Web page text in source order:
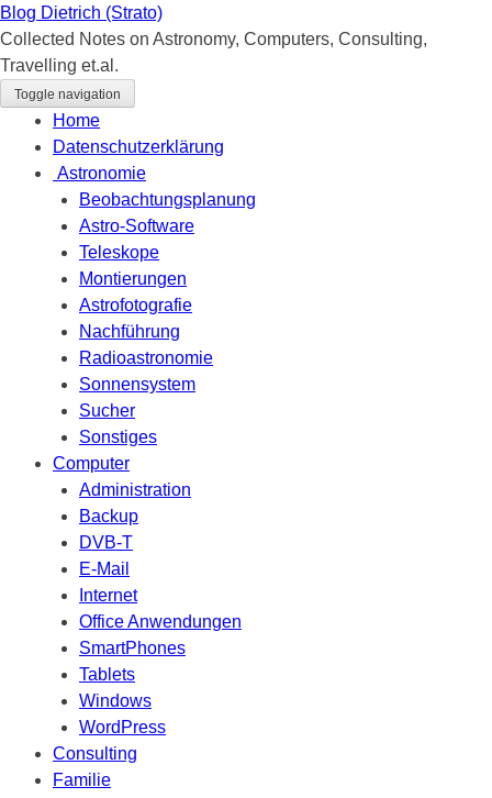
Blog Dietrich (Strato)
Collected Notes on Astronomy, Computers, Consulting,
Travelling et.al.
Toggle navigation
Home
Datenschutzerklärung
Astronomie
Beobachtungsplanung
Astro-Software
Teleskope
Montierungen
Astrofotografie
Nachführung
Radioastronomie
Sonnensystem
Sucher
Sonstiges
Computer
Administration
Backup
DVB-T
E-Mail
Internet
Office Anwendungen
SmartPhones
Tablets
Windows
WordPress
Consulting
Familie